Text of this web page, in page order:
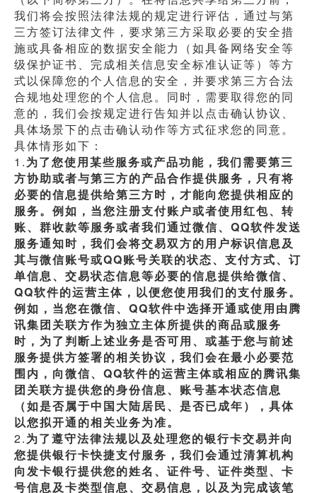
我们将会按照法律法规的规定进行评估，通过与第
三方签订法律文件，要求第三方采取必要的安全措
施或具备相应的数据安全能力（如具备网络安全等
级保护证书、完成相关信息安全标准认证等）等方
式以保障您的个人信息的安全，并要求第三方合法
合规地处理您的个人信息。同时，需要取得您的同
意的，我们会按规定进行告知并以点击确认协议、
具体场景下的点击确认动作等方式征求您的同意。
具体情形如下：
1.为了您使用某些服务或产品功能，我们需要第三
方协助或者与第三方的产品合作提供服务，只有将
必要的信息提供给第三方时，才能向您提供相应的
服务。例如，当您注册支付账户或者使用红包、转
账、群收款等服务或者我们通过微信、QQ软件发送
服务通知时，我们会将交易双方的用户标识信息及
其与微信账号或QQ账号关联的状态、支付方式、订
单信息、交易状态信息等必要的信息提供给微信、
QQ软件的运营主体，以便您使用我们的支付服务。
例如，当您在微信、QQ软件中选择开通或使用由腾
讯集团关联方作为独立主体所提供的商品或服务
时，为了判断上述业务是否可用、或基于您与前述
服务提供方签署的相关协议，我们会在最小必要范
围内，向微信、QQ软件的运营主体或相应的腾讯集
团关联方提供您的身份信息、账号基本状态信息
（如是否属于中国大陆居民、是否已成年），具体
以您拟开通的相关业务为准。
2.为了遵守法律法规以及处理您的银行卡交易并向
您提供银行卡快捷支付服务，我们会通过清算机构
向发卡银行提供您的姓名、证件号、证件类型、卡
号信息及卡类型信息、交易信息，以及为完成该笔